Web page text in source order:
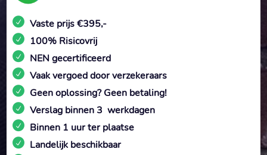
Vaste prijs €395,-
100% Risicovrij
NEN gecertificeerd
Vaak vergoed door verzekeraars
Geen oplossing? Geen betaling!
Verslag binnen 3 werkdagen
Binnen 1 uur ter plaatse
Landelijk beschikbaar